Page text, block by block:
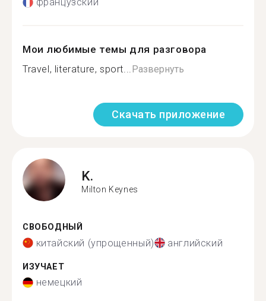
Мои любимые темы для разговора
Travel, literature, sport...Развернуть
Скачать приложение
K.
Milton Keynes
СВОБОДНЫЙ
китайский (упрощенный) английский
ИЗУЧАЕТ
немецкий